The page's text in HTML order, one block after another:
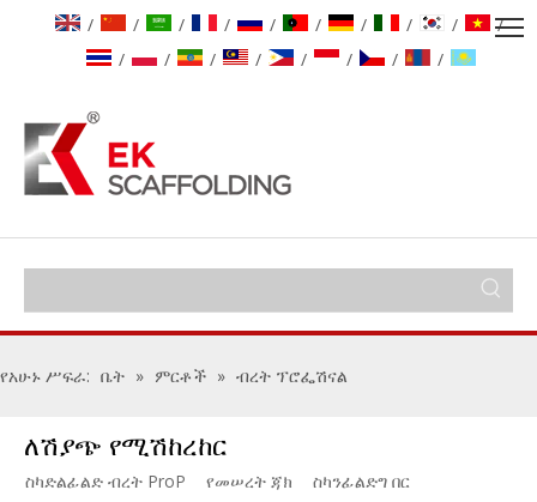
/ / / / / / / / /
/
/
/ / / / / / /
የአሁኑ ሥፍራ: ቤት » ምርቶች » ብረት ፕሮፌሽናል
ለሽያጭ የሚሽከረከር
ስካድልፊልድ ብረት ProP የመሠረት ጃክ
ስካንፊልድግ በር